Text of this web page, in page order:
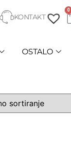
KONTAKT
0
OSTALO